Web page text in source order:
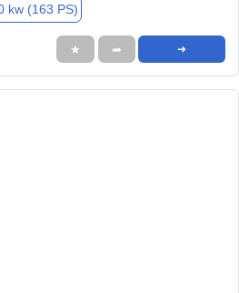
kw (163 PS)
★ ➦ ➜